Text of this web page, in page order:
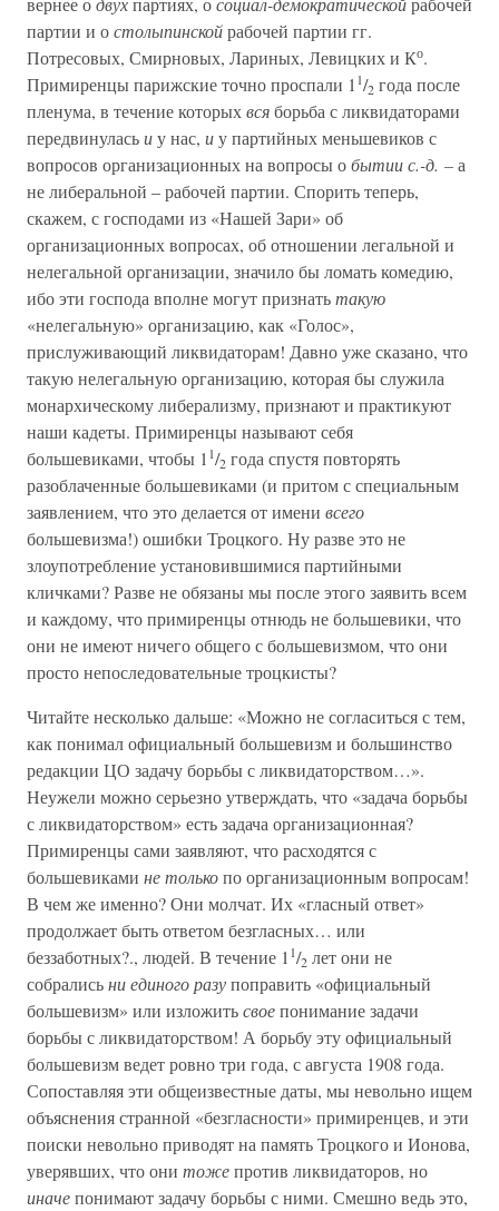
партии и остолыпинскойрабочей партии гг.
Потресовых, Смирновых, Лариных, Левицких и Ко.
Примиренцы парижские точно проспали 1 1/2 года после
пленума, в течение которыхвсяборьба с ликвидаторами
передвинуласьиу нас, иу партийных меньшевиков с
вопросов организационных на вопросы обытии с.-д. –а
не либеральной – рабочей партии. Спорить теперь,
скажем, с господами из «Нашей Зари» об
организационных вопросах, об отношении легальной и
нелегальной организации, значило бы ломать комедию,
ибо эти господа вполне могут признатьтакую
«нелегальную» организацию, как «Голос»,
прислуживающий ликвидаторам! Давно уже сказано, что
такую нелегальную организацию, которая бы служила
монархическому либерализму, признают и практикуют
наши кадеты. Примиренцы называют себя
большевиками, чтобы 1 1/2 года спустя повторять
разоблаченные большевиками (и притом с специальным
заявлением, что это делается от имени всего
большевизма!) ошибки Троцкого. Ну разве это не
злоупотребление установившимися партийными
кличками? Разве не обязаны мы после этого заявить всем
и каждому, что примиренцы отнюдь не большевики, что
они не имеют ничего общего с большевизмом, что они
просто непоследовательные троцкисты?
Читайте несколько дальше: «Можно не согласиться с тем,
как понимал официальный большевизм и большинство
редакции ЦО задачу борьбы с ликвидаторством…».
Неужели можно серьезно утверждать, что «задача борьбы
с ликвидаторством» есть задача организационная?
Примиренцы сами заявляют, что расходятся с
большевиками не толькопо организационным вопросам!
В чем же именно? Они молчат. Их «гласный ответ»
продолжает быть ответом безгласных… или
беззаботных?., людей. В течение 1 1/2 лет они не
собралисьни единого разупоправить «официальный
большевизм» или изложитьсвоепонимание задачи
борьбы с ликвидаторством! А борьбу эту официальный
большевизм ведет ровно три года, с августа 1908 года.
Сопоставляя эти общеизвестные даты, мы невольно ищем
объяснения странной «безгласности» примиренцев, и эти
поиски невольно приводят на память Троцкого и Ионова,
уверявших, что они тожепротив ликвидаторов, но
иначепонимают задачу борьбы с ними. Смешно ведь это,